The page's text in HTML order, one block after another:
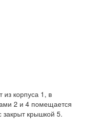
из корпуса 1, в
2 и 4 помещается
закрыт крышкой 5.